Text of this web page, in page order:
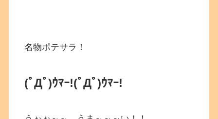
名物ポテサラ！
(ﾟДﾟ)ｳﾏｰ!(ﾟДﾟ)ｳﾏｰ!